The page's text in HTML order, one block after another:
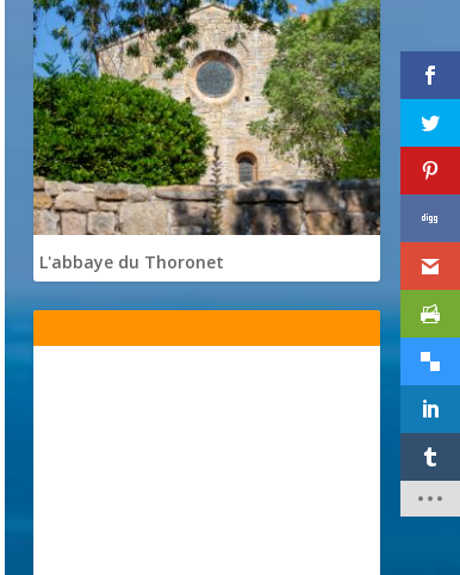
L'abbaye du Thoronet